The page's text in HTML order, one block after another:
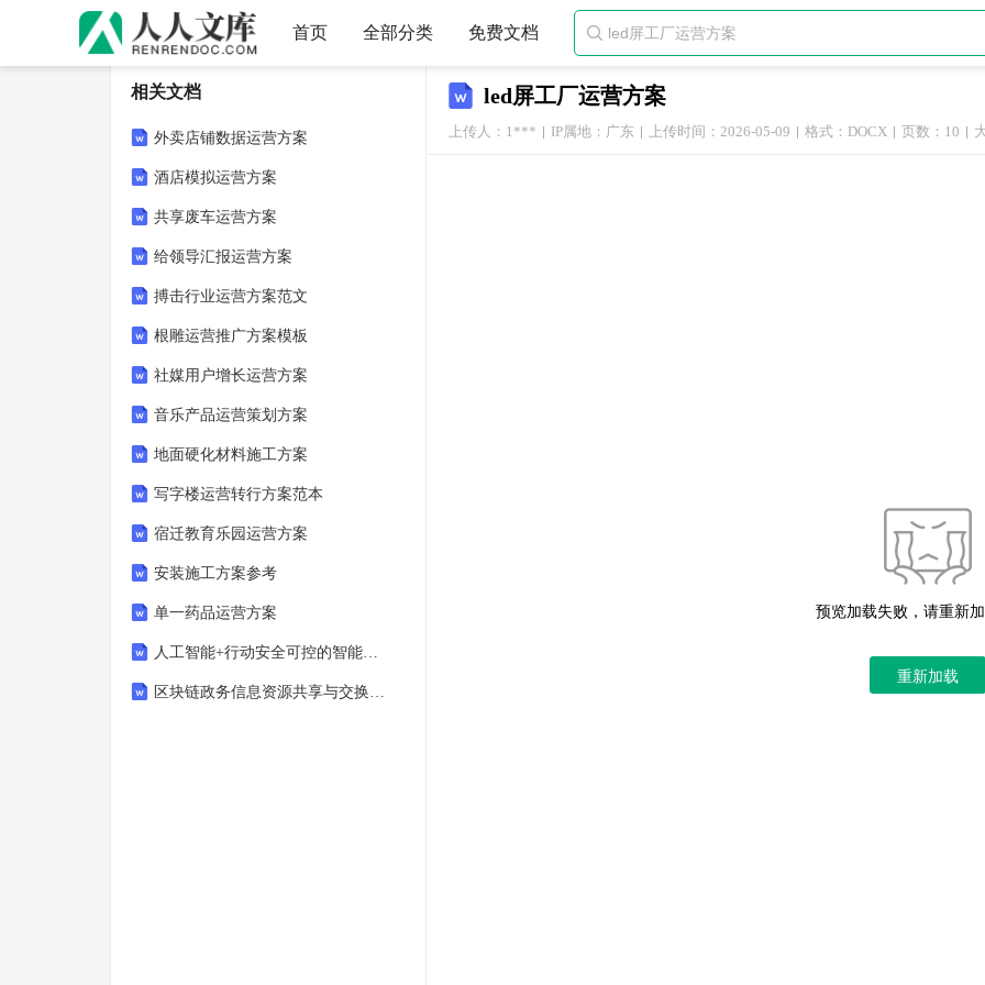
首页 全部分类 免费文档 
led屏工厂运营方案
上传人：1*** IP属地：广东 上传时间：2026-05-09 格式：DOCX 页数：10
预览加载失败，请重新
重新加载
相关文档
外卖店铺数据运营方案
酒店模拟运营方案
共享废车运营方案
给领导汇报运营方案
搏击行业运营方案范文
根雕运营推广方案模板
社媒用户增长运营方案
音乐产品运营策划方案
地面硬化材料施工方案
写字楼运营转行方案范本
宿迁教育乐园运营方案
安装施工方案参考
单一药品运营方案
人工智能+行动安全可控的智能工厂生产监控研究报告
区块链政务信息资源共享与交换机制方案